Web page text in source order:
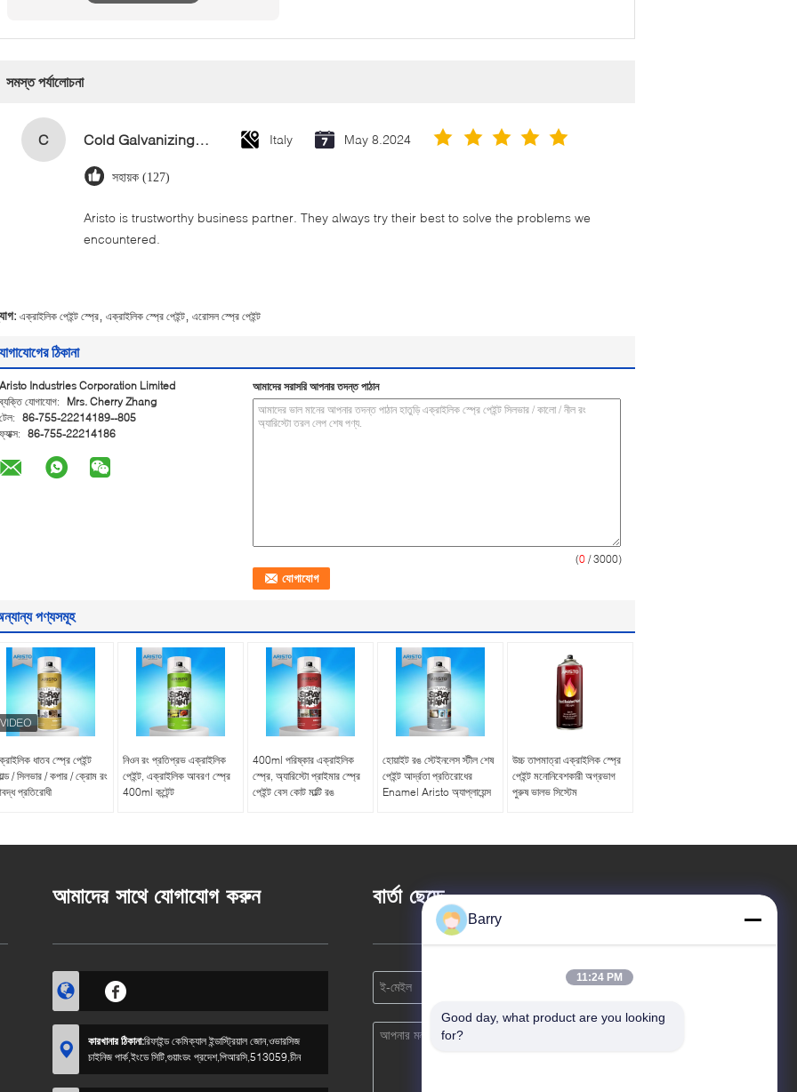
সমস্ত পর্যালোচনা
C Cold Galvanizing Zinc Spray Paint 400ml Italy May 8.2024
সহায়ক (127)
Aristo is trustworthy business partner. They always try their best to solve the problems we
encountered.
এক্রাইলিক পেইন্ট স্প্রে এক্রাইলিক স্প্রে পেইন্ট এরোসল স্প্রে পেইন্ট
ঠিকানা
Aristo Industries Corporation Limited
ব্যক্তি যোগাযোগ:
Mrs. Cherry Zhang
টেল: 86-755-22214189--805
ফ্যাক্স: 86-755-22214186
আমাদের সরাসরি আপনার তদন্ত পাঠান
(0 / 3000)
পণ্যসমূহ
ধাতব স্প্রে পেইন্ট
/ সিলভার / কপার / ক্রোম রং
প্রতিরোধী
নিওন রং প্রতিপ্রভ এক্রাইলিক
পেইন্ট, এক্রাইলিক আবরণ স্প্রে
400ml কন্টেন্ট
400ml পরিষ্কার এক্রাইলিক
স্প্রে, অ্যারিস্টো প্রাইমার স্প্রে
পেইন্ট বেস কোট মাল্টি রঙ
হোয়াইট রঙ স্টেইনলেস স্টীল শেষ
পেইন্ট আর্দ্রতা প্রতিরোধের
Enamel Aristo অ্যাপ্লায়েন্স
উচ্চ তাপমাত্রা এক্রাইলিক স্প্রে
পেইন্ট মনোনিবেশকারী অগ্রভাগ
পুরুষ ভালভ সিস্টেম
আমাদের সাথে যোগাযোগ করুন
কারখানার ঠিকানা:রিফাইন্ড কেমিক্যাল ইন্ডাস্ট্রিয়াল জোন,ওভারসিজ
চাইনিজ পার্ক,ইংডে সিটি,গুয়াংডং প্রদেশ,পিআরসি,513059,চীন
বার্তা ছেড়ে
Barry
11:24 PM
Good day, what product are you looking
for?